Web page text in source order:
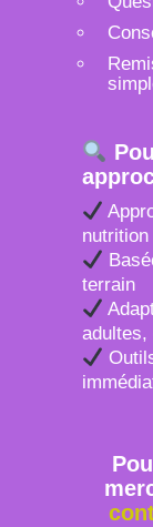
nutrition
terrain
adultes,